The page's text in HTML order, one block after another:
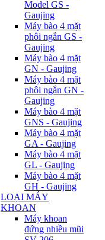
Model GS -
Gaujing
Máy bào 4 mặt
phôi ngắn GS -
Gaujing
Máy bào 4 mặt
GN - Gaujing
Máy bào 4 mặt
phôi ngắn GN -
Gaujing
Máy bào 4 mặt
GNS - Gaujing
Máy bào 4 mặt
GA - Gaujing
Máy bào 4 mặt
GL - Gaujing
Máy bào 4 mặt
GH - Gaujing
LOẠI MÁY
KHOAN
Máy khoan
đứng nhiều mũi